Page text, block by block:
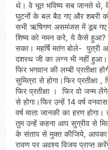
थे। वे भूत भविष्य सब जानते थे, वे
घुटनों के बल बैठ गए और शबरी
सभी ऋषिगण असमंजस में डूब
शिष्य को नमन करे, ये कैसे हुआ?
सका। महर्षि मतंग बोले- पुत्री
दशरथ जी का लग्न भी नहीं हुआ।
फिर भगवान की लम्बी प्रतीक्षा
सुमित्रा से होगा।फिर प्रतीक्षा
फिर प्रतीक्षा । फिर वो जन्म
से होगा।फिर उन्हें 14 वर्ष
वर्ष माता जानकी का हरण
तुम उन्हें कहना आप सुग्रीव से
के संताप से मुक्त कीजिये, आपका
रावण पर अवश्य विजय प्राप्त